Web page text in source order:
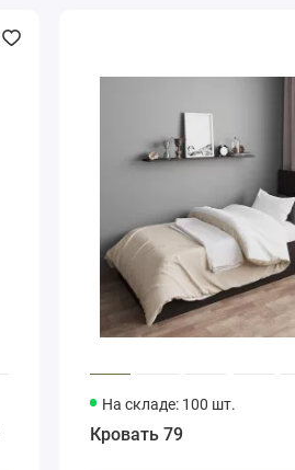
На складе: 100 шт.
Кровать 79